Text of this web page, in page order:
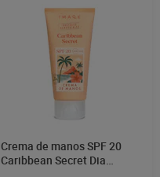
Crema de manos SPF 20
Caribbean Secret Dia